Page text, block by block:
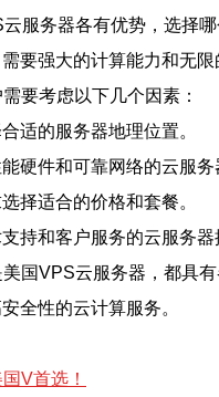
服务器各有优势，选择
要强大的计算能力和无
要考虑以下几个因素：
适的服务器地理位置。
硬件和可靠网络的云服务
择适合的价格和套餐。
持和客户服务的云服务器
国VPS云服务器，都具
全性的云计算服务。
V首选！